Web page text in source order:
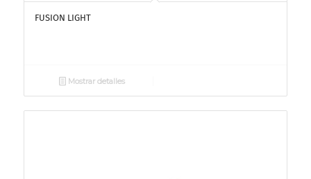
FUSION LIGHT
Mostrar detalles